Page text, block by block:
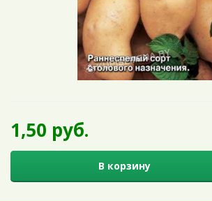
1,50 руб.
В корзину